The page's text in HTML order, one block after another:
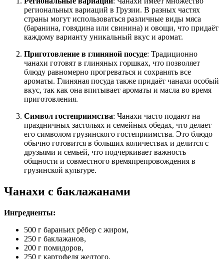
региональных вариаций в Грузии. В разных частях
страны могут использоваться различные виды мяса
(баранина, говядина или свинина) и овощи, что придаёт
каждому варианту уникальный вкус и аромат.
Приготовление в глиняной посуде: Традиционно
чанахи готовят в глиняных горшках, что позволяет
блюду равномерно прогреваться и сохранять все
ароматы. Глиняная посуда также придаёт чанахи особый
вкус, так как она впитывает ароматы и масла во время
приготовления.
Символ гостеприимства: Чанахи часто подают на
праздничных застольях и семейных обедах, что делает
его символом грузинского гостеприимства. Это блюдо
обычно готовится в больших количествах и делится с
друзьями и семьей, что подчеркивает важность
общности и совместного времяпрепровождения в
грузинской культуре.
Чанахи с баклажанами
Ингредиенты:
500 г бараньих рёбер с жиром,
250 г баклажанов,
200 г помидоров,
250 г картофеля желтого,